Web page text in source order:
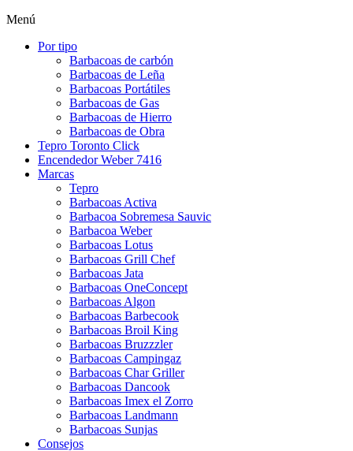
Menú
Por tipo
Barbacoas de carbón
Barbacoas de Leña
Barbacoas Portátiles
Barbacoas de Gas
Barbacoas de Hierro
Barbacoas de Obra
Tepro Toronto Click
Encendedor Weber 7416
Marcas
Tepro
Barbacoas Activa
Barbacoa Sobremesa Sauvic
Barbacoa Weber
Barbacoas Lotus
Barbacoas Grill Chef
Barbacoas Jata
Barbacoas OneConcept
Barbacoas Algon
Barbacoas Barbecook
Barbacoas Broil King
Barbacoas Bruzzzler
Barbacoas Campingaz
Barbacoas Char Griller
Barbacoas Dancook
Barbacoas Imex el Zorro
Barbacoas Landmann
Barbacoas Sunjas
Consejos